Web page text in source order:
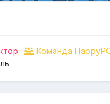
Команда